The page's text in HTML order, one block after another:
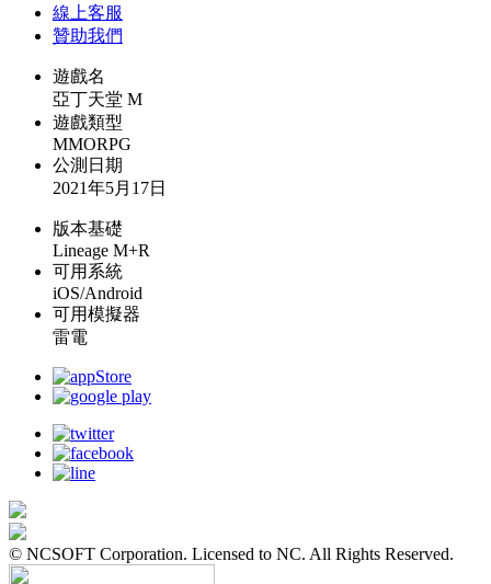
線上客服
贊助我們
遊戲名
亞丁天堂 M
遊戲類型
MMORPG
公測日期
2021年5月17日
版本基礎
Lineage M+R
可用系統
iOS/Android
可用模擬器
雷電
© NCSOFT Corporation. Licensed to NC. All Rights Reserved.